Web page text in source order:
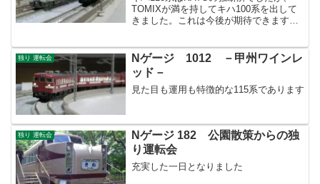
TOMIXが満を持してキハ100系を出して
きました。これは今後が期待できます
独り 運転会
Nゲージ 1012 －甲州ワインレ
ッド－
見た目も運用も特徴的な115系であります
独り 運転会
Nゲージ 182 公園散策からの独
り運転会
充実した一日となりました